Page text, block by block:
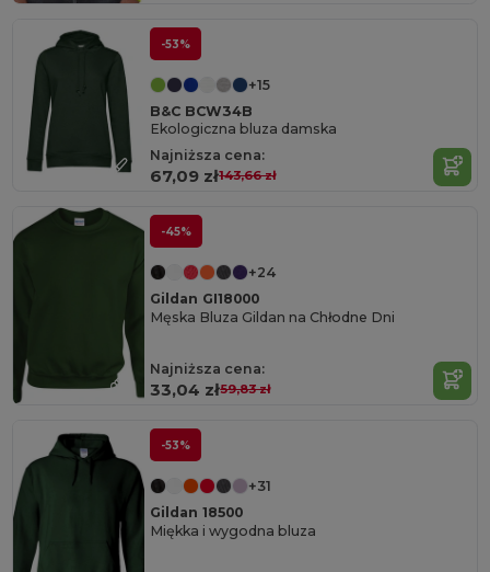
-53%
+15
B&C BCW34B
Ekologiczna bluza damska
Najniższa cena:
67,09 zł143,66 zł
-45%
+24
Gildan GI18000
Męska Bluza Gildan na Chłodne Dni
Najniższa cena:
33,04 zł59,83 zł
-53%
+31
Gildan 18500
Miękka i wygodna bluza